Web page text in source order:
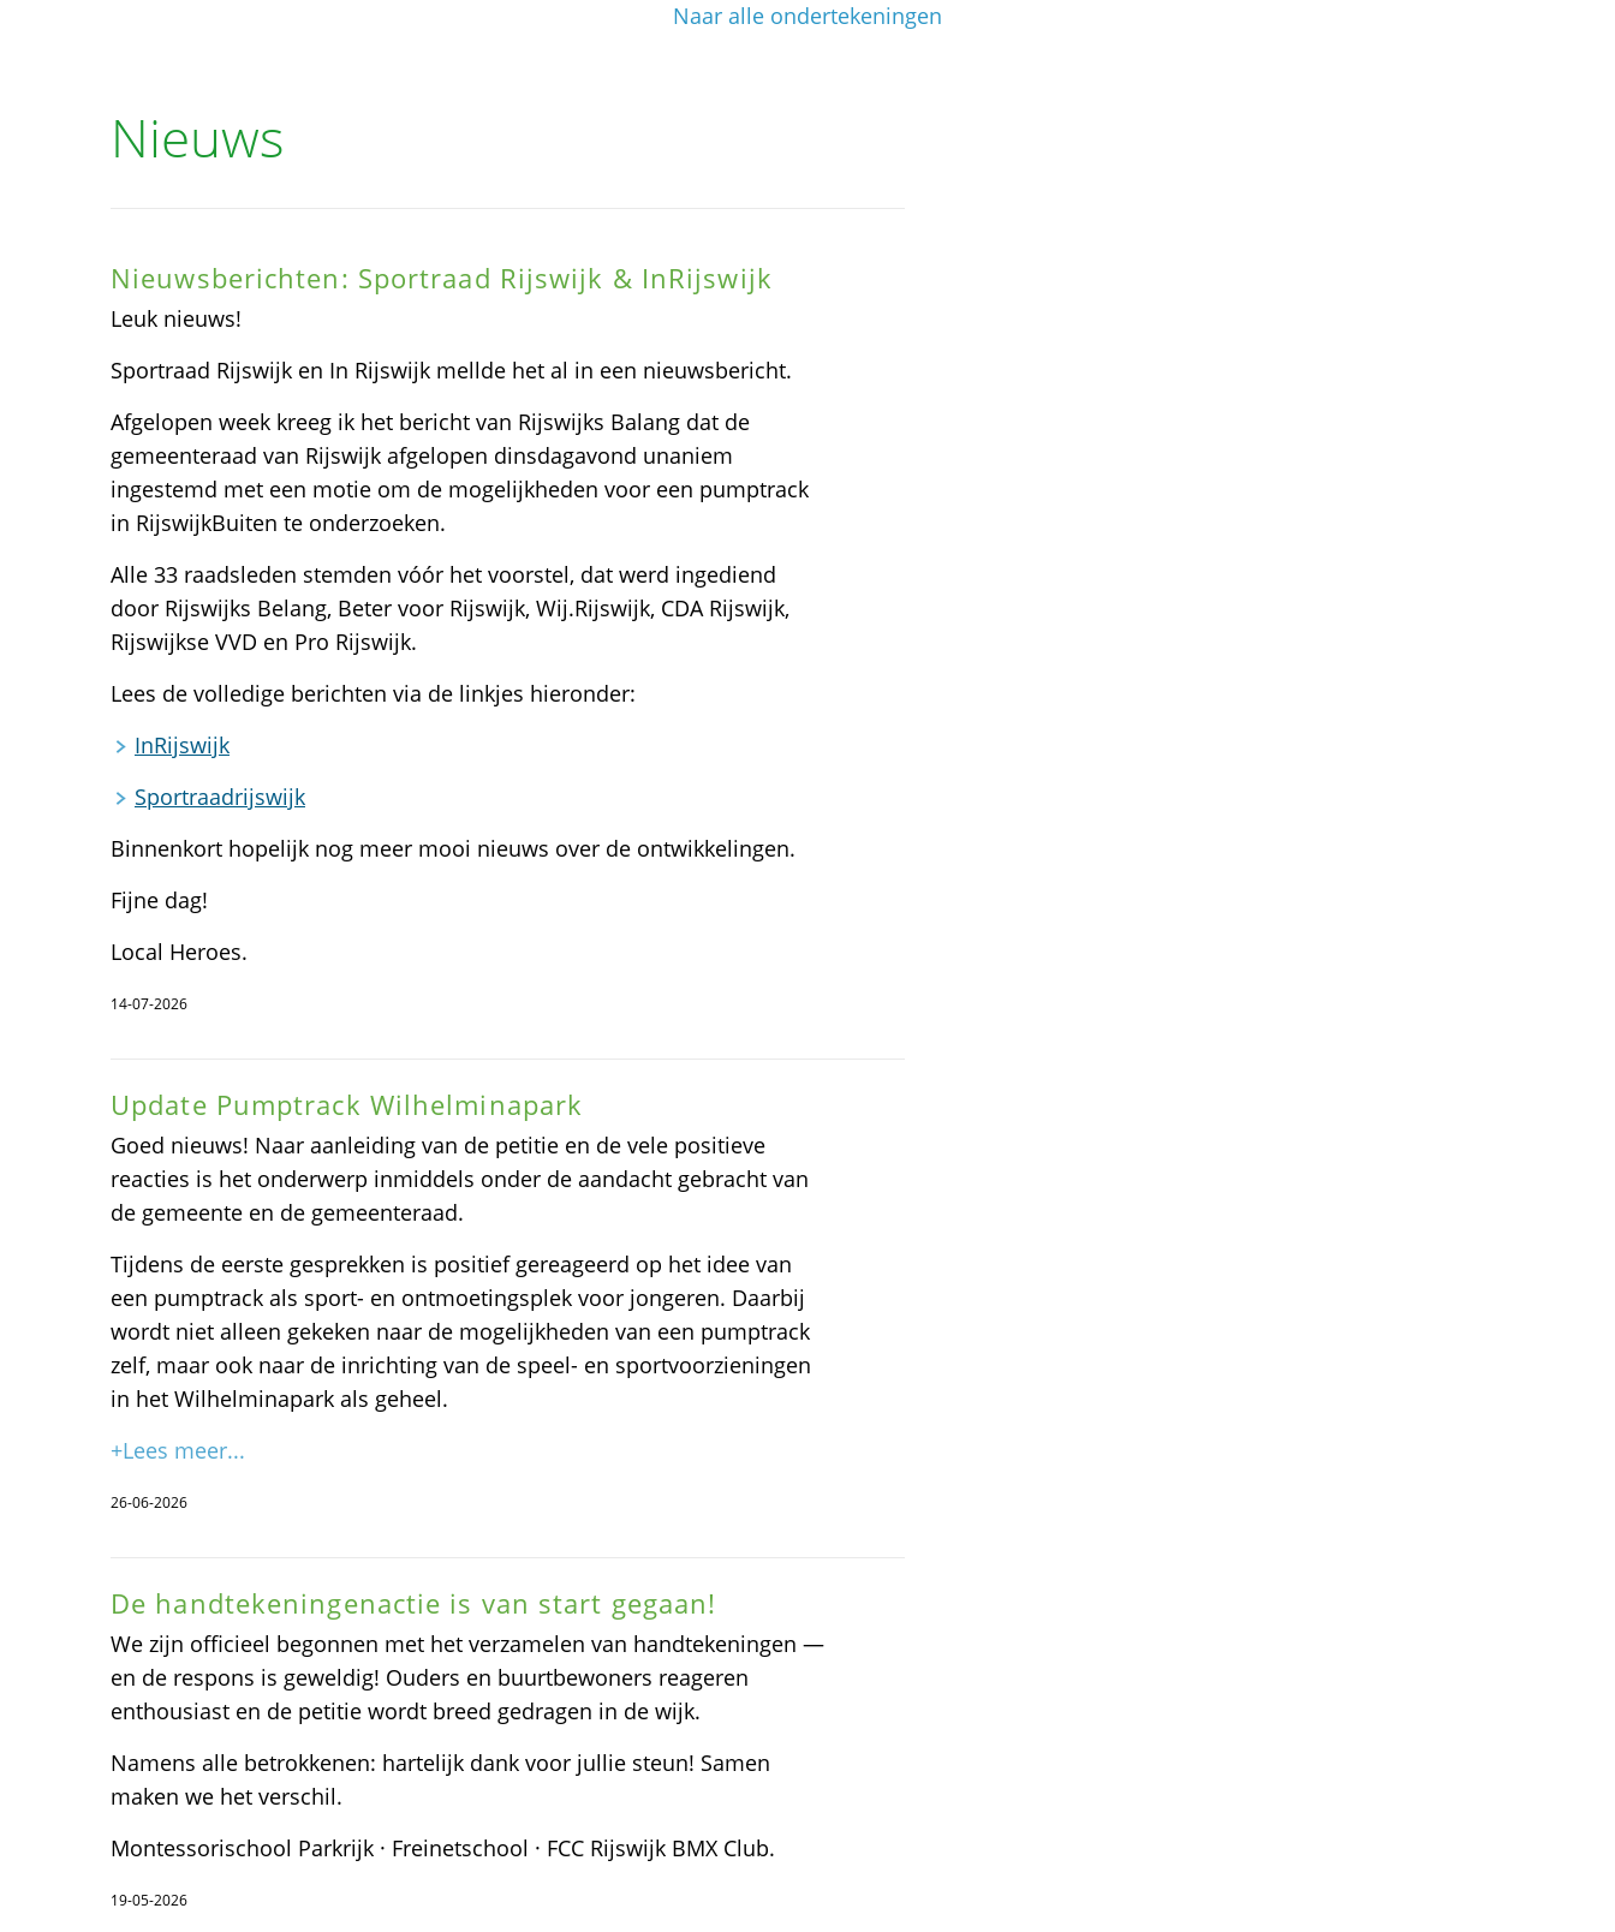
Naar alle ondertekeningen
Nieuws
Nieuwsberichten: Sportraad Rijswijk & InRijswijk
Leuk nieuws!
Sportraad Rijswijk en In Rijswijk mellde het al in een nieuwsbericht.
Afgelopen week kreeg ik het bericht van Rijswijks Balang dat de
gemeenteraad van Rijswijk afgelopen dinsdagavond unaniem
ingestemd met een motie om de mogelijkheden voor een pumptrack
in RijswijkBuiten te onderzoeken.
Alle 33 raadsleden stemden vóór het voorstel, dat werd ingediend
door Rijswijks Belang, Beter voor Rijswijk, Wij.Rijswijk, CDA Rijswijk,
Rijswijkse VVD en Pro Rijswijk.
Lees de volledige berichten via de linkjes hieronder:
InRijswijk
Sportraadrijswijk
Binnenkort hopelijk nog meer mooi nieuws over de ontwikkelingen.
Fijne dag!
Local Heroes.
14-07-2026
Update Pumptrack Wilhelminapark
Goed nieuws! Naar aanleiding van de petitie en de vele positieve
reacties is het onderwerp inmiddels onder de aandacht gebracht van
de gemeente en de gemeenteraad.
Tijdens de eerste gesprekken is positief gereageerd op het idee van
een pumptrack als sport- en ontmoetingsplek voor jongeren. Daarbij
wordt niet alleen gekeken naar de mogelijkheden van een pumptrack
zelf, maar ook naar de inrichting van de speel- en sportvoorzieningen
in het Wilhelminapark als geheel.
+Lees meer...
26-06-2026
De handtekeningenactie is van start gegaan!
We zijn officieel begonnen met het verzamelen van handtekeningen —
en de respons is geweldig! Ouders en buurtbewoners reageren
enthousiast en de petitie wordt breed gedragen in de wijk.
Namens alle betrokkenen: hartelijk dank voor jullie steun! Samen
maken we het verschil.
Montessorischool Parkrijk · Freinetschool · FCC Rijswijk BMX Club.
19-05-2026